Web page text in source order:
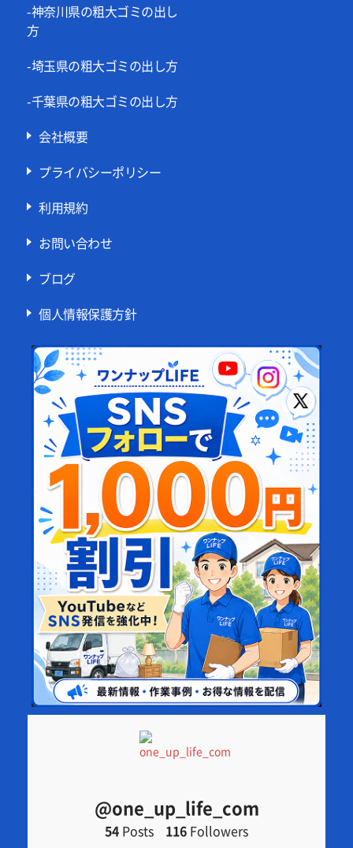
-神奈川県の粗大ゴミの出し
方
-埼玉県の粗大ゴミの出し方
-千葉県の粗大ゴミの出し方
会社概要
プライバシーポリシー
利用規約
お問い合わせ
ブログ
個人情報保護方針
@one_up_life_com
54 Posts 116 Followers